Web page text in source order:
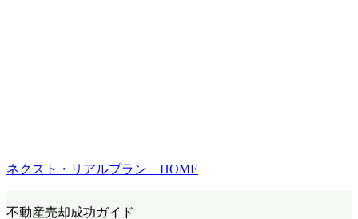
ネクスト・リアルプラン HOME
不動産売却成功ガイド